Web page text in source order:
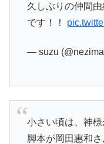
久しぶりの仲間
です！！
— suzu
小さい頃は、神
脚本が岡田惠和